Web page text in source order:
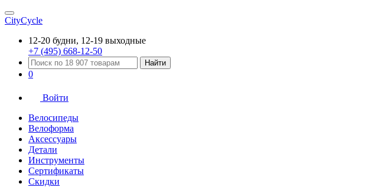
CityCycle
12-20 будни, 12-19 выходные
+7 (495) 668-12-50
Найти
0
Войти
Велосипеды
Велоформа
Аксессуары
Детали
Инструменты
Сертификаты
Скидки